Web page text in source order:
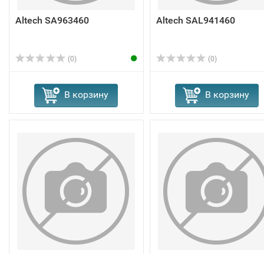
Altech SA963460
(0)
В корзину
Altech SAL941460
(0)
В корзину